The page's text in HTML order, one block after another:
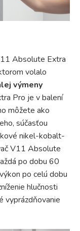
Absolute Extra
volalo
výmeny
Pro je v balení
môžete ako
súčasťou
nikel-kobalt-
V11 Absolute
po dobu 60
po celú dobu
hlučnosti
vyprázdňovanie